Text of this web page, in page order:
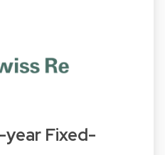
year Fixed-